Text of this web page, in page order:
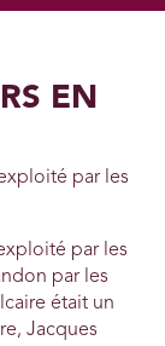
EN
par les
par les
par les
était un
Jacques